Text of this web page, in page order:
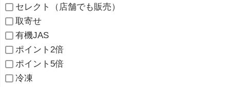
セレクト（店舗でも販売）
取寄せ
有機JAS
ポイント2倍
ポイント5倍
冷凍